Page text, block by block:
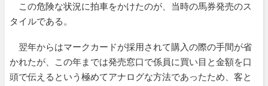
この危険な状況に拍車をかけたのが、当時の馬券発売のス
タイルである。
翌年からはマークカードが採用されて購入の際の手間が省
かれたが、この年までは発売窓口で係員に買い目と金額を口
頭で伝えるという極めてアナログな方法であったため、客と